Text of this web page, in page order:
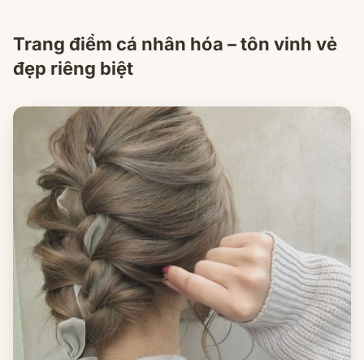
Trang điểm cá nhân hóa – tôn vinh vẻ
đẹp riêng biệt